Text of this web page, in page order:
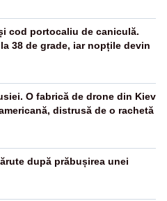
cod portocaliu de caniculă.
38 de grade, iar nopțile devin
O fabrică de drone din Kiev
distrusă de o rachetă
după prăbușirea unei